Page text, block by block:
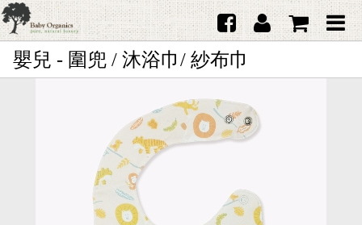
首頁
日本品牌育兒配件
韓國Merebe寶寶配件
嬰兒 - 圍兜 / 沐浴巾/ 紗布巾